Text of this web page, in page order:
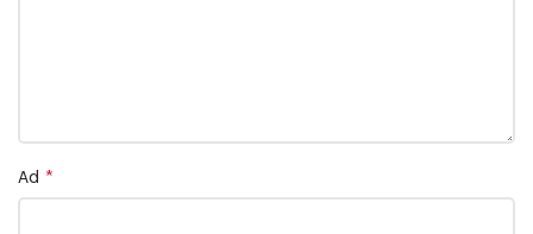
Ad *